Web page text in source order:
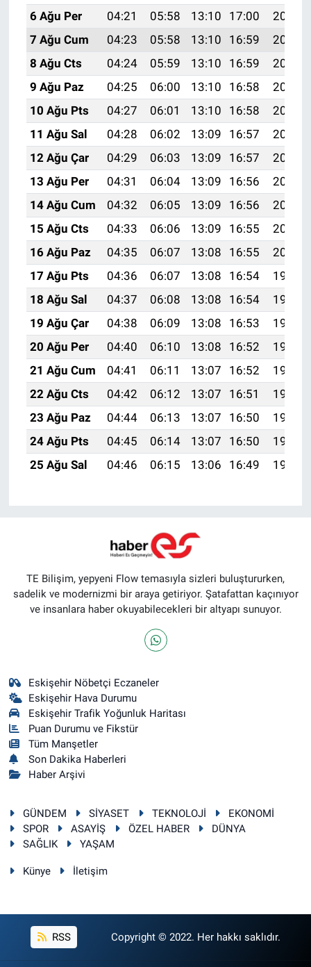
6 Ağu Per
04:21 05:58 13:10 17:00
20:13
7 Ağu Cum
04:23 05:58 13:10 16:59
20:11
8 Ağu Cts
04:24 05:59 13:10 16:59
20:10
9 Ağu Paz
04:25 06:00 13:10 16:58
20:09
10 Ağu Pts
04:27 06:01 13:10 16:58
20:08
11 Ağu Sal
04:28 06:02 13:09 16:57
20:07
12 Ağu Çar
04:29 06:03 13:09 16:57
20:05
13 Ağu Per
04:31 06:04 13:09 16:56
20:04
14 Ağu Cum
04:32 06:05 13:09 16:56
20:03
15 Ağu Cts
04:33 06:06 13:09 16:55
20:02
16 Ağu Paz
04:35 06:07 13:08 16:55
20:00
17 Ağu Pts
04:36 06:07 13:08 16:54
19:59
18 Ağu Sal
04:37 06:08 13:08 16:54
19:58
19 Ağu Çar
04:38 06:09 13:08 16:53
19:56
20 Ağu Per
04:40 06:10 13:08 16:52
19:55
21 Ağu Cum
04:41 06:11 13:07 16:52
19:54
22 Ağu Cts
04:42 06:12 13:07 16:51
19:52
23 Ağu Paz
04:44 06:13 13:07 16:50
19:51
24 Ağu Pts
04:45 06:14 13:07 16:50
19:49
25 Ağu Sal
04:46 06:15 13:06 16:49 19:48
TE Bilişim, yepyeni Flow temasıyla sizleri buluştururken,
sadelik ve modernizmi bir araya getiriyor. Şatafattan kaçınıyor
ve insanlara haber okuyabilecekleri bir altyapı sunuyor.
Eskişehir Nöbetçi Eczaneler
Eskişehir Hava Durumu
Eskişehir Trafik Yoğunluk Haritası
Puan Durumu ve Fikstür
Tüm Manşetler
Son Dakika Haberleri
Haber Arşivi
GÜNDEM SİYASET TEKNOLOJİ
EKONOMİ
SPOR
ASAYİŞ ÖZEL HABER
DÜNYA
SAĞLIK
YAŞAM
Künye İletişim
RSS Copyright © 2022. Her hakkı saklıdır.